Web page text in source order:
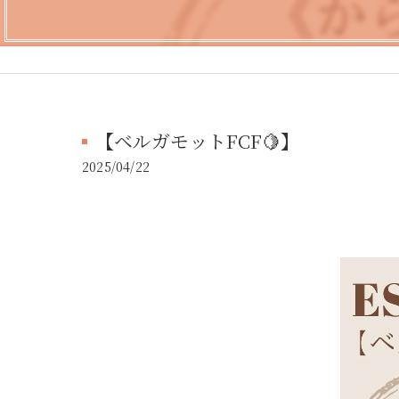
【ベルガモットFCF🍋】
2025/04/22